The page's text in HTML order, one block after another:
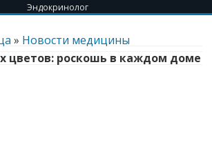
Эндокринолог
Перейти
содержимому
» Новости медицины
цветов: роскошь в каждом доме